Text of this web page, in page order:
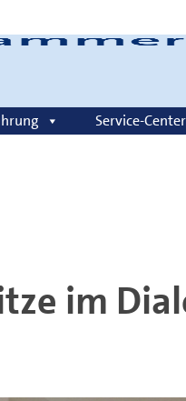
LoginService-Center
im